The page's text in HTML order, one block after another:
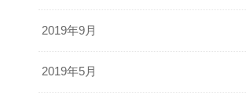
2019年9月
2019年5月